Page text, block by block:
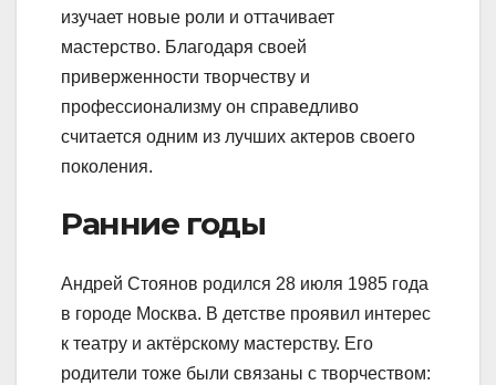
изучает новые роли и оттачивает
мастерство. Благодаря своей
приверженности творчеству и
профессионализму он справедливо
считается одним из лучших актеров своего
поколения.
Ранние годы
Андрей Стоянов родился 28 июля 1985 года
в городе Москва. В детстве проявил интерес
к театру и актёрскому мастерству. Его
родители тоже были связаны с творчеством: